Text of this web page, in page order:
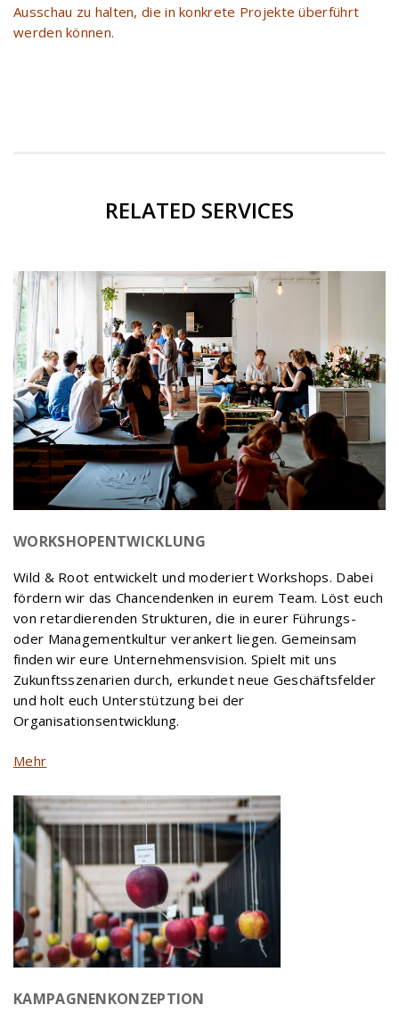
Ausschau zu halten, die in konkrete Projekte überführt
werden können.
RELATED SERVICES
WORKSHOPENTWICKLUNG
Wild & Root entwickelt und moderiert Workshops. Dabei
fördern wir das Chancendenken in eurem Team. Löst euch
von retardierenden Strukturen, die in eurer Führungs-
oder Managementkultur verankert liegen. Gemeinsam
finden wir eure Unternehmensvision. Spielt mit uns
Zukunftsszenarien durch, erkundet neue Geschäftsfelder
und holt euch Unterstützung bei der
Organisationsentwicklung.
Mehr
KAMPAGNENKONZEPTION